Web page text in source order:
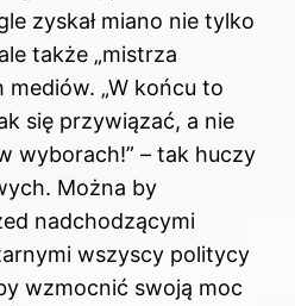
zyskał miano nie tylko
także „mistrza
mediów. „W końcu to
się przywiązać, a nie
wyborach!” – tak huczy
Można by
nadchodzącymi
wszyscy politycy
wzmocnić swoją moc